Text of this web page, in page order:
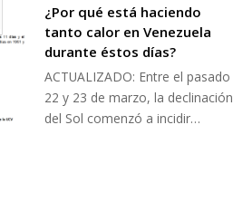
¿Por qué está haciendo
tanto calor en Venezuela
durante éstos días?
ACTUALIZADO: Entre el pasado
22 y 23 de marzo, la declinación
del Sol comenzó a incidir…